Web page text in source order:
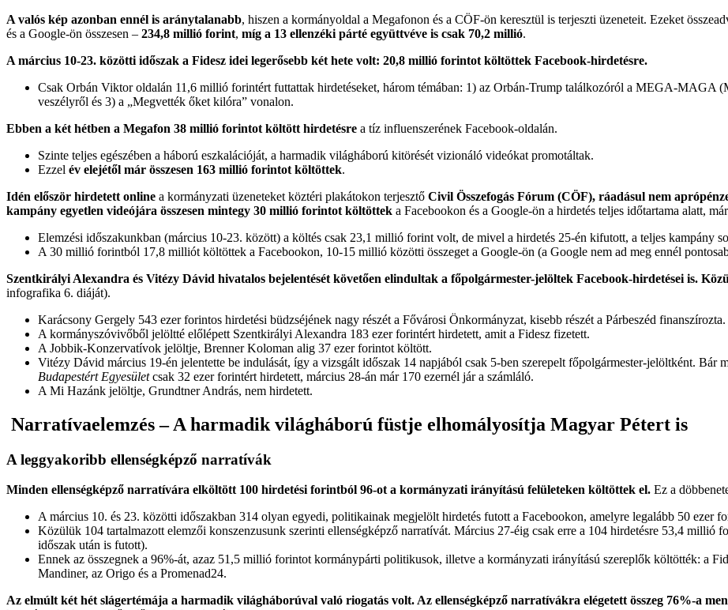
A valós kép azonban ennél is aránytalanabb, hiszen a kormányoldal a Megafonon és a CÖF-ön keresztül is terjeszti üzeneteit. Ezeket
és a Google-ön összesen – 234,8 millió forint, míg a 13 ellenzéki párté együttvéve is csak 70,2 millió.
A március 10-23. közötti időszak a Fidesz idei legerősebb két hete volt: 20,8 millió forintot költöttek Facebook-hirdetésre.
Csak Orbán Viktor oldalán 11,6 millió forintért futtattak hirdetéseket, három témában: 1) az Orbán-Trump találkozóról a MEGA-MAGA
veszélyről és 3) a „Megvették őket kilóra” vonalon.
Ebben a két hétben a Megafon 38 millió forintot költött hirdetésre a tíz influenszerének Facebook-oldalán.
Szinte teljes egészében a háború eszkalációját, a harmadik világháború kitörését vizionáló videókat promotáltak.
Ezzel év elejétől már összesen 163 millió forintot költöttek.
Idén először hirdetett online a kormányzati üzeneteket köztéri plakátokon terjesztő Civil Összefogás Fórum (CÖF), ráadásul nem
kampány egyetlen videójára összesen mintegy 30 millió forintot költöttek a Facebookon és a Google-ön a hirdetés teljes időtartama alatt,
Elemzési időszakunkban (március 10-23. között) a költés csak 23,1 millió forint volt, de mivel a hirdetés 25-én kifutott, a teljes kampány
A 30 millió forintból 17,8 milliót költöttek a Facebookon, 10-15 millió közötti összeget a Google-ön (a Google nem ad meg ennél
Szentkirályi Alexandra és Vitézy Dávid hivatalos bejelentését követően elindultak a főpolgármester-jelöltek Facebook-hirdetései is.
infografika 6. diáját).
Karácsony Gergely 543 ezer forintos hirdetési büdzséjének nagy részét a Fővárosi Önkormányzat, kisebb részét a Párbeszéd finanszírozta.
A kormányszóvivőből jelöltté előlépett Szentkirályi Alexandra 183 ezer forintért hirdetett, amit a Fidesz fizetett.
A Jobbik-Konzervatívok jelöltje, Brenner Koloman alig 37 ezer forintot költött.
Vitézy Dávid március 19-én jelentette be indulását, így a vizsgált időszak 14 napjából csak 5-ben szerepelt főpolgármester-jelöltként. Bár
Budapestért Egyesületcsak 32 ezer forintért hirdetett, március 28-án már 170 ezernél jár a számláló.
A Mi Hazánk jelöltje, Grundtner András, nem hirdetett.
Narratívaelemzés – A harmadik világháború füstje elhomályosítja Magyar Pétert is
A leggyakoribb ellenségképző narratívák
Minden ellenségképző narratívára elköltött 100 hirdetési forintból 96-ot a kormányzati irányítású felületeken költöttek el. Ez a
A március 10. és 23. közötti időszakban 314 olyan egyedi, politikainak megjelölt hirdetés futott a Facebookon, amelyre legalább 50 ezer
Közülük 104 tartalmazott elemzői konszenzusunk szerinti ellenségképző narratívát. Március 27-éig csak erre a 104 hirdetésre 53,4 millió
időszak után is futott).
Ennek az összegnek a 96%-át, azaz 51,5 millió forintot kormánypárti politikusok, illetve a kormányzati irányítású szereplők költötték: a
Mandiner, az Origo és a Promenad24.
Az elmúlt két hét slágertémája a harmadik világháborúval való riogatás volt. Az ellenségképző narratívákra elégetett összeg 76%-a